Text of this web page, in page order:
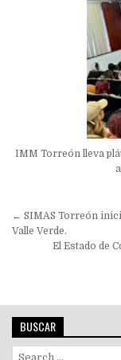
IMM Torreón lleva
Navegación
de
entradas
← SIMAS Torreón
Valle Verde.
El Estado de
BUSCAR
Search